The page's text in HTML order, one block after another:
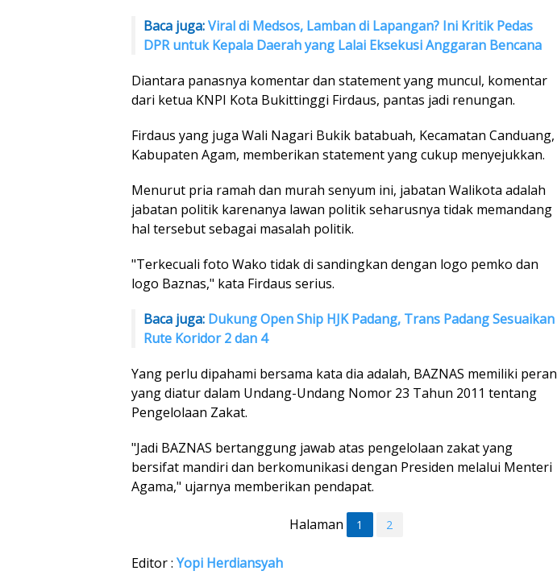
Baca juga:Viral di Medsos, Lamban di Lapangan? Ini Kritik Pedas
DPR untuk Kepala Daerah yang Lalai Eksekusi Anggaran Bencana
Diantara panasnya komentar dan statement yang muncul, komentar
dari ketua KNPI Kota Bukittinggi Firdaus, pantas jadi renungan.
Firdaus yang juga Wali Nagari Bukik batabuah, Kecamatan Canduang,
Kabupaten Agam, memberikan statement yang cukup menyejukkan.
Menurut pria ramah dan murah senyum ini, jabatan Walikota adalah
jabatan politik karenanya lawan politik seharusnya tidak memandang
hal tersebut sebagai masalah politik.
"Terkecuali foto Wako tidak di sandingkan dengan logo pemko dan
logo Baznas," kata Firdaus serius.
Baca juga: Dukung Open Ship HJK Padang, Trans Padang Sesuaikan
Rute Koridor 2 dan 4
Yang perlu dipahami bersama kata dia adalah, BAZNAS memiliki peran
yang diatur dalam Undang-Undang Nomor 23 Tahun 2011 tentang
Pengelolaan Zakat.
"Jadi BAZNAS bertanggung jawab atas pengelolaan zakat yang
bersifat mandiri dan berkomunikasi dengan Presiden melalui Menteri
Agama," ujarnya memberikan pendapat.
Halaman 1 2
Editor : Yopi Herdiansyah